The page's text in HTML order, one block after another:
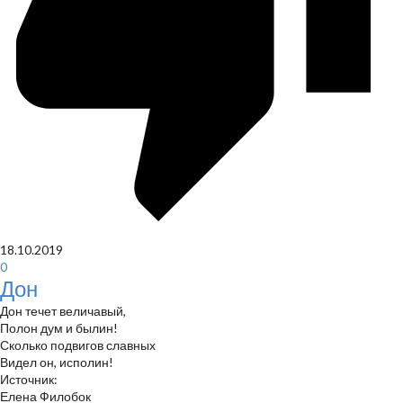
18.10.2019
0
Дон
Дон течет величавый,
Полон дум и былин!
Сколько подвигов славных
Видел он, исполин!
Источник:
Елена Филобок